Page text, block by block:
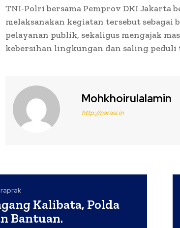
TNI-Polri bersama Pemprov DKI Jakarta
melaksanakan kegiatan tersebut
pelayanan publik, sekaligus mengajak
kebersihan lingkungan dan saling
Mohkhoirulalamin
http://narasi.in
Kalibata, Polda
Bantuan.